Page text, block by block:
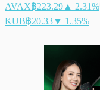
AVAX฿223.29 ▲ 2.31%
KUB฿20.33▼ 1.35%